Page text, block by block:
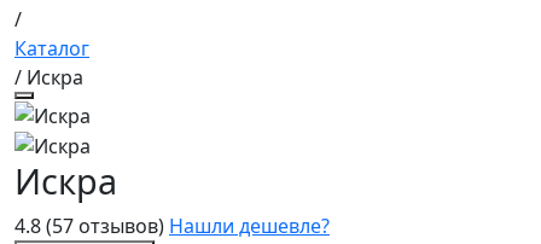
/
Каталог
/ Искра
4.8(57 отзывов) Нашли дешевле?
Искра